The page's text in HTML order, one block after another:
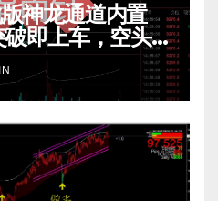
神龙通道内置
即上车，空头